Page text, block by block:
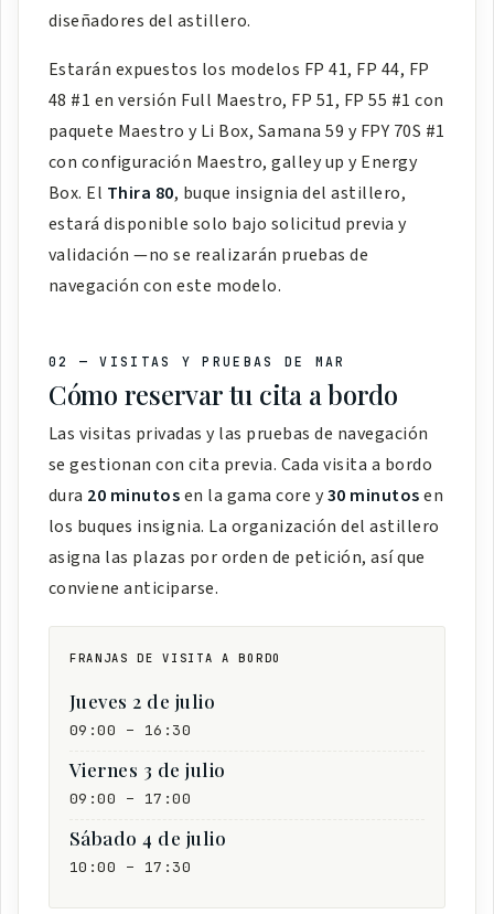
diseñadores del astillero.
Estarán expuestos los modelos FP 41, FP 44, FP
48 #1 en versión Full Maestro, FP 51, FP 55 #1 con
paquete Maestro y Li Box, Samana 59 y FPY 70S #1
con configuración Maestro, galley up y Energy
Box. El Thira 80, buque insignia del astillero,
estará disponible solo bajo solicitud previa y
validación —no se realizarán pruebas de
navegación con este modelo.
02 — VISITAS Y PRUEBAS DE MAR
Cómo reservar tu cita a bordo
Las visitas privadas y las pruebas de navegación
se gestionan con cita previa. Cada visita a bordo
dura 20 minutosen la gama core y30 minutosen
los buques insignia. La organización del astillero
asigna las plazas por orden de petición, así que
conviene anticiparse.
FRANJAS DE VISITA A BORDO
Jueves 2 de julio
09:00 – 16:30
Viernes 3 de julio
09:00 – 17:00
Sábado 4 de julio
10:00 – 17:30